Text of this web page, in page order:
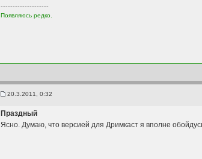
--------------------
Появляюсь редко.
20.3.2011, 0:32
Праздный
Ясно. Думаю, что версией для Дримкаст я вполне